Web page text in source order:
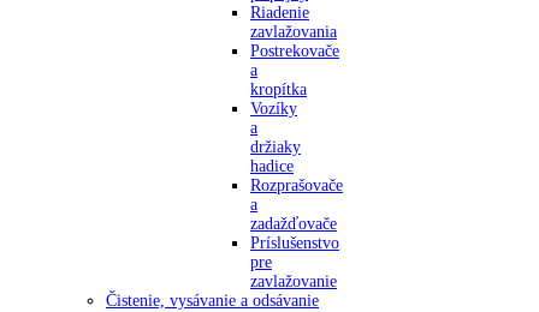
Riadenie
zavlažovania
Postrekovače
a
kropítka
Vozíky
a
držiaky
hadice
Rozprašovače
a
zadažďovače
Príslušenstvo
pre
zavlažovanie
Čistenie, vysávanie a odsávanie